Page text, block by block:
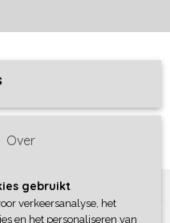
Frogs and Dogs
Over
gebruikt
verkeersanalyse, het
en het personaliseren van